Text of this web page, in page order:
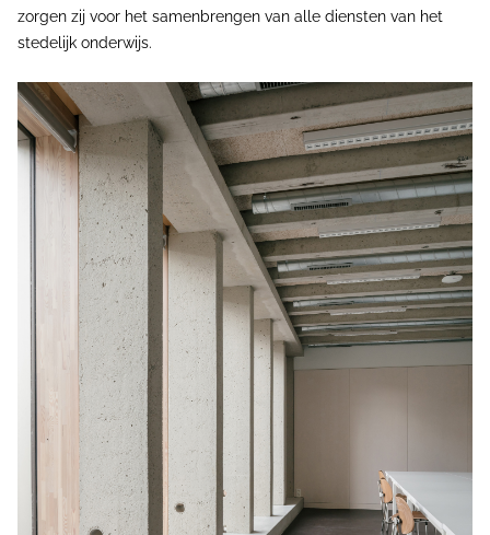
zorgen zij voor het samenbrengen van alle diensten van het
stedelijk onderwijs.